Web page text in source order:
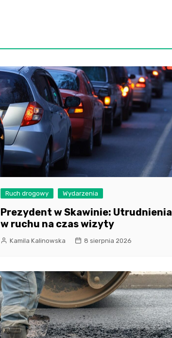
Ruch drogowy Wydarzenia
Prezydent w Skawinie: Utrudnienia
w ruchu na czas wizyty
Kamila Kalinowska 8 sierpnia 2026